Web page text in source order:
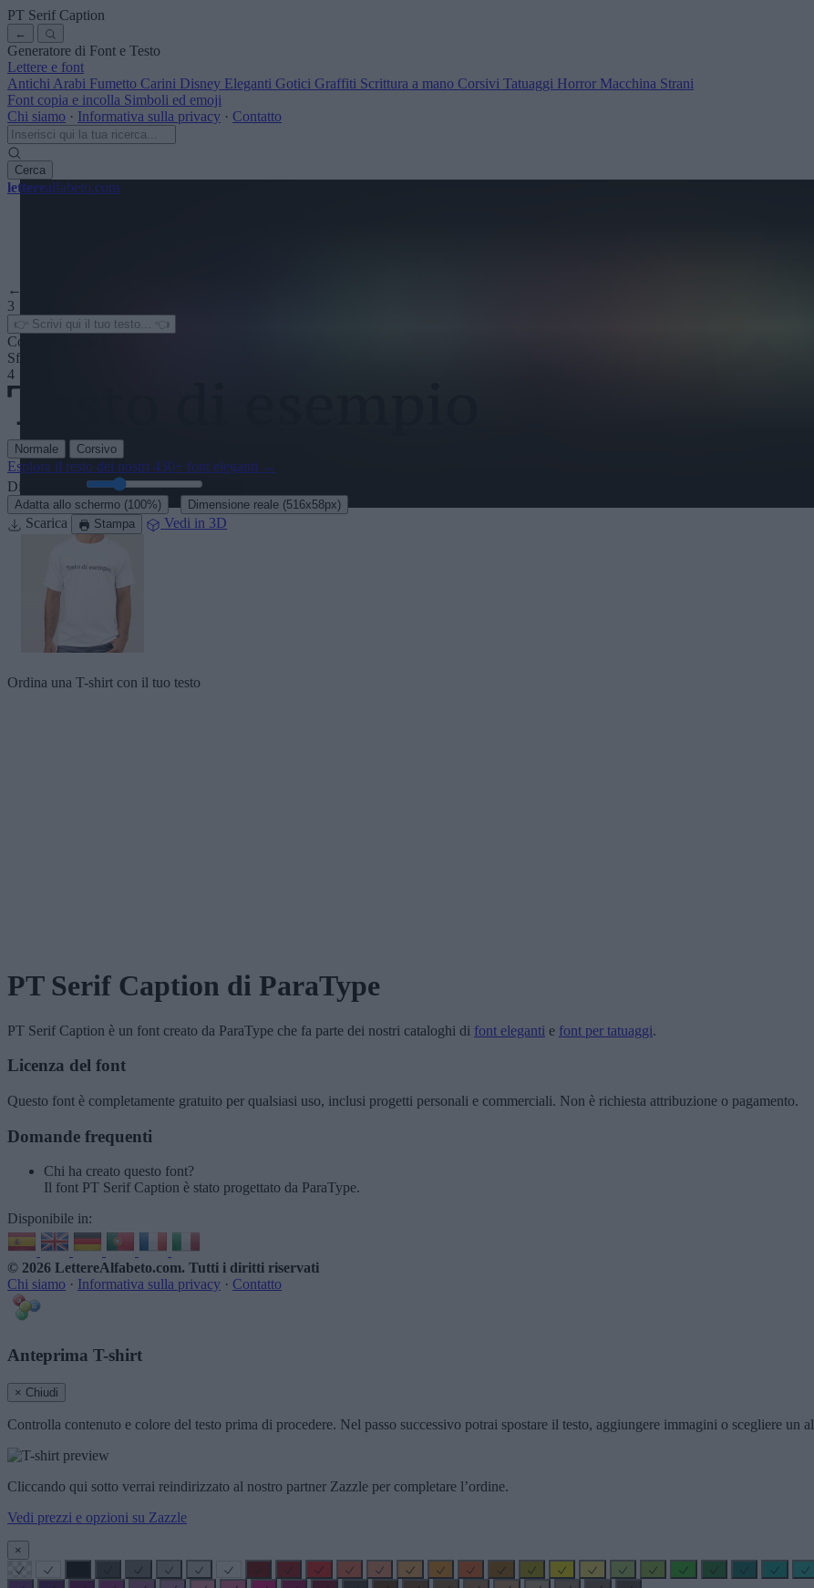
PT Serif Caption
←
Generatore di Font e Testo
Lettere e font
Antichi Arabi Fumetto Carini Disney Eleganti Gotici Graffiti Scrittura a mano Corsivi Tatuaggi Horror Macchina Strani
Font copia e incolla Simboli ed emoji
Chi siamo · Informativa sulla privacy · Contatto
Cerca
letterealfabeto.com
← Vedi altri
3
Colore del testo
Sfondo
4
Normale Corsivo
Esplora il resto dei nostri 430+ font eleganti →
Dimensione:
Adatta allo schermo (100%) · Dimensione reale (516x58px)
Scarica Stampa Vedi in 3D
Ordina una T-shirt con il tuo testo
PT Serif Caption di ParaType
PT Serif Caption è un font creato da ParaType che fa parte dei nostri cataloghi di font eleganti e font per tatuaggi.
Licenza del font
Questo font è completamente gratuito per qualsiasi uso, inclusi progetti personali e commerciali. Non è richiesta attribuzione o pagamento.
Domande frequenti
Chi ha creato questo font?
Il font PT Serif Caption è stato progettato da ParaType.
Disponibile in:
© 2026 LettereAlfabeto.com. Tutti i diritti riservati
Chi siamo · Informativa sulla privacy · Contatto
Anteprima T-shirt
× Chiudi
Controlla contenuto e colore del testo prima di procedere. Nel passo successivo potrai spostare il testo, aggiungere immagini o scegliere un
Cliccando qui sotto verrai reindirizzato al nostro partner Zazzle per completare l’ordine.
Vedi prezzi e opzioni su Zazzle
×